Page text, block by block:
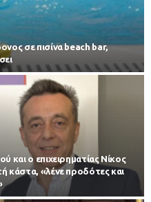
σε πισίνα beach bar,
και ο επιχειρηματίας Νίκος
κάστα, «λένε προδότες και